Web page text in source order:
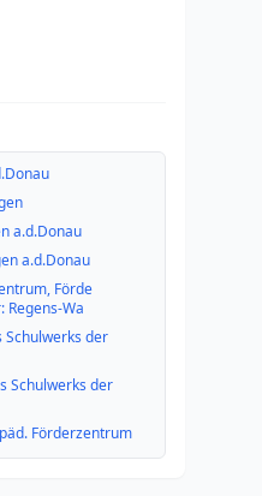
a.d.Donau
a.d.Donau
Förde
Regens-Wa
Schulwerks der
Schulwerks der
Förderzentrum